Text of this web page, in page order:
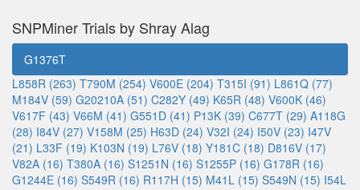
SNPMiner Trials by Shray Alag
G1376T
L858R (263) T790M (254) V600E (204) T315I (91) L861Q (77)
M184V (59) G20210A (51) C282Y (49) K65R (48) V600K (46)
V617F (43) V66M (41) G551D (41) P13K (39) C677T (29) A118G
(28) I84V (27) V158M (25) H63D (24) V32I (24) I50V (23) I47V
(21) L33F (19) K103N (19) L76V (18) Y181C (18) D816V (17)
V82A (16) T380A (16) S1251N (16) S1255P (16) G178R (16)
G1244E (16) S549R (16) R117H (15) M41L (15) S549N (15) I54L